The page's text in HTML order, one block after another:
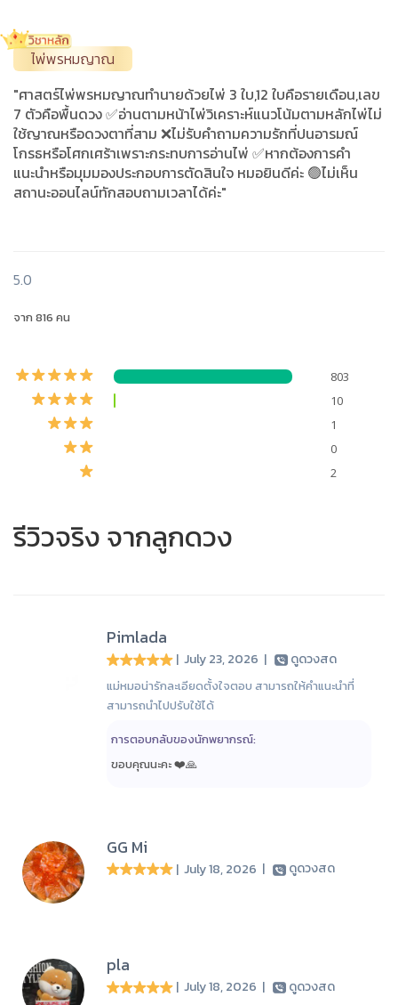
ไพ่พรหมญาณ
"ศาสตร์ไพ่พรหมญาณทำนายด้วยไพ่ 3 ใบ,12 ใบคือรายเดือน,เลข
7 ตัวคือพื้นดวง ✅️อ่านตามหน้าไพ่วิเคราะห์แนวโน้มตามหลักไพ่ไม่
ใช้ญาณหรือดวงตาที่สาม ❌ไม่รับคำถามความรักที่ปนอารมณ์
โกรธหรือโศกเศร้าเพราะกระทบการอ่านไพ่ ✅️หากต้องการคำ
แนะนำหรือมุมมองประกอบการตัดสินใจ หมอยินดีค่ะ 🟢ไม่เห็น
สถานะออนไลน์ทักสอบถามเวลาได้ค่ะ"
5.0
จาก 816 คน
803
10
1
0
2
รีวิวจริง จากลูกดวง
Pimlada
| July 23, 2026 | ดูดวงสด
แม่หมอน่ารักละเอียดตั้งใจตอบ สามารถให้คำแนะนำที่
สามารถนำไปปรับใช้ได้
การตอบกลับของนักพยากรณ์:
ขอบคุณนะคะ ❤️🙏
GG Mi
| July 18, 2026 | ดูดวงสด
pla
| July 18, 2026 | ดูดวงสด